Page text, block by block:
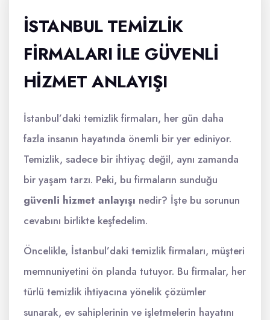
İSTANBUL TEMIZLIK
FIRMALARI ILE GÜVENLI
HIZMET ANLAYIŞI
İstanbul’daki temizlik firmaları, her gün daha
fazla insanın hayatında önemli bir yer ediniyor.
Temizlik, sadece bir ihtiyaç değil, aynı zamanda
bir yaşam tarzı. Peki, bu firmaların sunduğu
güvenli hizmet anlayışı nedir? İşte bu sorunun
cevabını birlikte keşfedelim.
Öncelikle, İstanbul’daki temizlik firmaları, müşteri
memnuniyetini ön planda tutuyor. Bu firmalar, her
türlü temizlik ihtiyacına yönelik çözümler
sunarak, ev sahiplerinin ve işletmelerin hayatını